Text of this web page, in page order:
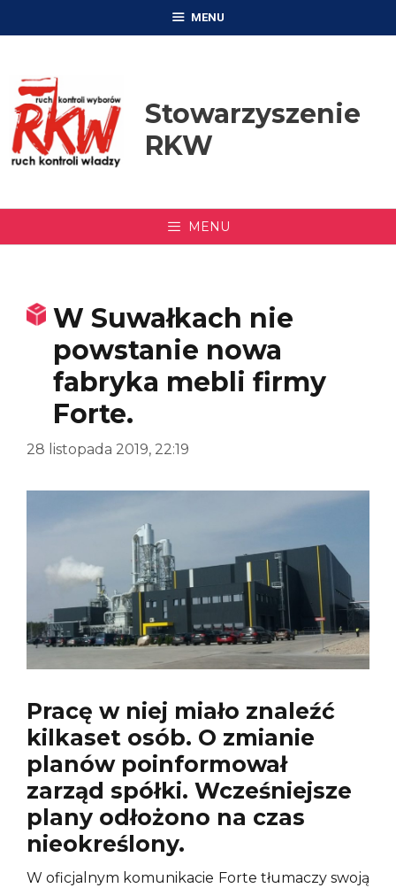
MENU
Stowarzyszenie
RKW
MENU
W Suwałkach nie
powstanie nowa
fabryka mebli firmy
Forte.
28 listopada 2019, 22:19
Pracę w niej miało znaleźć
kilkaset osób. O zmianie
planów poinformował
zarząd spółki. Wcześniejsze
plany odłożono na czas
nieokreślony.
W oficjalnym komunikacie Forte tłumaczy swoją